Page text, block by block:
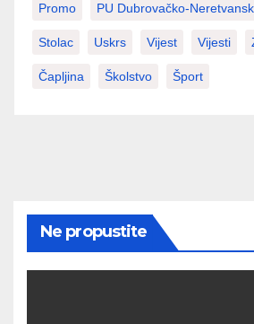
Promo PU Dubrovačko-
Stolac Uskrs Vijest Vijesti
Čapljina Školstvo Šport
Ne propustite